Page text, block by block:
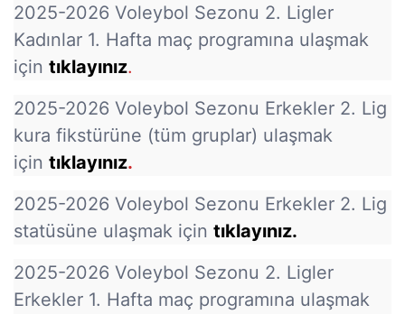
2025-2026 Voleybol Sezonu 2. Ligler
Kadınlar 1. Hafta maç programına ulaşmak
için tıklayınız.
2025-2026 Voleybol Sezonu Erkekler 2. Lig
kura fikstürüne (tüm gruplar) ulaşmak
için tıklayınız.
2025-2026 Voleybol Sezonu Erkekler 2. Lig
statüsüne ulaşmak için tıklayınız.
2025-2026 Voleybol Sezonu 2. Ligler
Erkekler 1. Hafta maç programına ulaşmak